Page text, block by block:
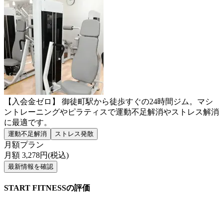
【入会金ゼロ】 御徒町駅から徒歩すぐの24時間ジム。マシ
ントレーニングやピラティスで運動不足解消やストレス解消
に最適です。
運動不足解消 ストレス発散
月額プラン
月額 3,278円(税込)
最新情報を確認
START FITNESSの評価